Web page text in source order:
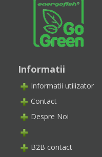
Informatii
Informatii utilizator
Contact
Despre Noi
B2B contact